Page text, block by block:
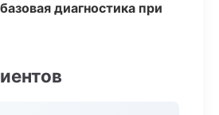
диагностика при